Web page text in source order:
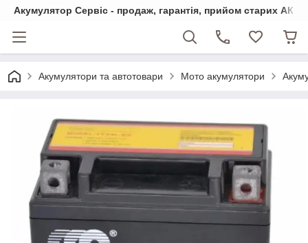
Акумулятор Сервіс - продаж, гарантія, прийом старих АКБ
Акумулятори та автотовари Мото акумулятори